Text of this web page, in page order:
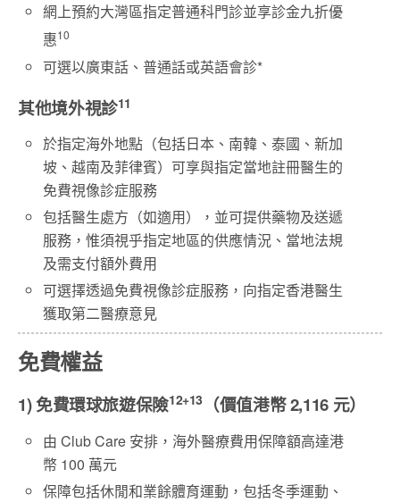
網上預約大灣區指定普通科門診並享診金九折優
惠10
可選以廣東話、普通話或英語會診*
其他境外視診11
於指定海外地點（包括日本、南韓、泰國、新加
坡、越南及菲律賓）可享與指定當地註冊醫生的
免費視像診症服務
包括醫生處方（如適用），並可提供藥物及送遞
服務，惟須視乎指定地區的供應情況、當地法規
及需支付額外費用
可選擇透過免費視像診症服務，向指定香港醫生
獲取第二醫療意見
免費權益
1) 免費環球旅遊保險12+13 （價值港幣 2,116 元）
由 Club Care 安排，海外醫療費用保障額高達港
幣 100 萬元
保障包括休閒和業餘體育運動，包括冬季運動、